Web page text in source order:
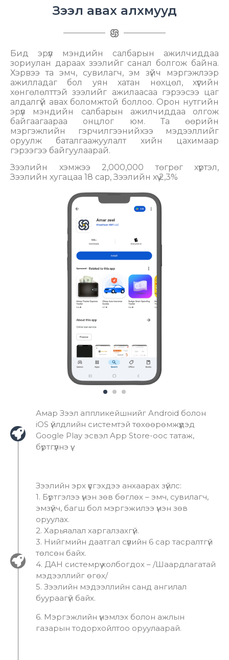
Зээл авах алхмууд
Бид эрүүл мэндийн салбарын ажилчиддаа
зориулан дараах зээлийг санал болгож байна.
Хэрвээ та эмч, сувилагч, эм зүйч мэргэжлээр
ажилладаг бол уян хатан нөхцөл, хүүгийн
хөнгөлөлттэй зээлийг ажилаасаа гэрээсээ цаг
алдалгүй авах боломжтой боллоо. Орон нутгийн
эрүүл мэндийн салбарын ажилчиддаа олгож
байгаагаараа онцлог юм. Та өөрийн
мэргэжлийн гэрчилгээнийхээ мэдээллийг
оруулж баталгаажуулалт хийн цахимаар
гэрээгээ байгуулаарай.
Зээлийн хэмжээ 2,000,000 төгрөг хүртэл,
Зээлийн хугацаа 18 сар, Зээлийн хүү 2,3%
Амар Зээл аппликейшнийг Android болон
iOS үйлдлийн системтэй төхөөрөмжүүдэд
Google Play эсвэл App Store-оос татаж,
бүртгүүлнэ үү.
Зээлийн эрх үүсгэхдээ анхаарах зүйлс:
1. Бүртгэлээ үнэн зөв бөглөх – эмч, сувилагч,
эмзүйч, багш бол мэргэжилээ үнэн зөв
оруулах.
2. Харьяалал харгалзахгүй.
3. Нийгмийн даатгал сүүлийн 6 сар тасралтгүй
төлсөн байх.
4. ДАН системрүү холбогдох – /Шаардлагатай
мэдээллийг өгөх/
5. Зээлийн мэдээллийн санд ангилал
буураагүй байх.
6. Мэргэжлийн үнэмлэх болон ажлын
газарын тодорхойлтоо оруулаарай.